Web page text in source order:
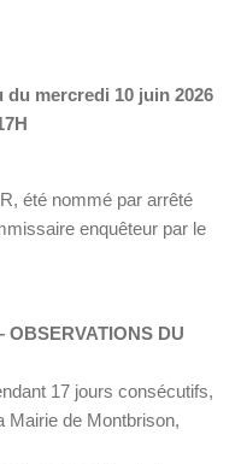
mercredi 10 juin 2026
été nommé par arrêté
enquêteur par le
OBSERVATIONS DU
17 jours consécutifs,
Mairie de Montbrison,